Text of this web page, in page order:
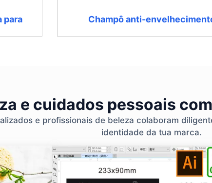
para
Champô anti-
e cuidados pessoais
e profissionais de beleza colaboram
identidade da tua marca.